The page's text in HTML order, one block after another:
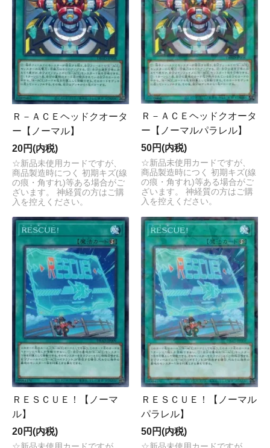
Ｒ－ＡＣＥヘッドクオータ
ー【ノーマル】
20円(内税)
☆新品未使用カードですが、
商品製造時につく 初期キズ(線
の痕・角すれ)等ある場合がご
ざいます。 神経質の方はご購
入を控えください。
Ｒ－ＡＣＥヘッドクオータ
ー【ノーマルパラレル】
50円(内税)
☆新品未使用カードですが、
商品製造時につく 初期キズ(線
の痕・角すれ)等ある場合がご
ざいます。 神経質の方はご購
入を控えください。
ＲＥＳＣＵＥ！【ノーマ
ル】
20円(内税)
ＲＥＳＣＵＥ！【ノーマル
パラレル】
50円(内税)